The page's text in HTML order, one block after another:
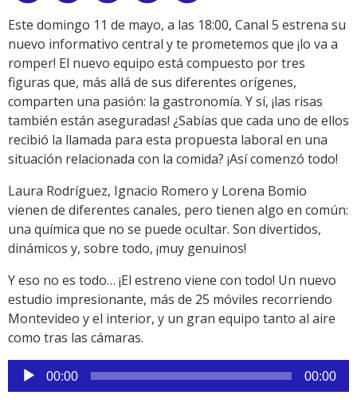
Link
Este domingo 11 de mayo, a las 18:00, Canal 5 estrena su
nuevo informativo central y te prometemos que ¡lo va a
romper! El nuevo equipo está compuesto por tres
figuras que, más allá de sus diferentes orígenes,
comparten una pasión: la gastronomía. Y sí, ¡las risas
también están aseguradas! ¿Sabías que cada uno de ellos
recibió la llamada para esta propuesta laboral en una
situación relacionada con la comida? ¡Así comenzó todo!
Laura Rodríguez, Ignacio Romero y Lorena Bomio
vienen de diferentes canales, pero tienen algo en común:
una química que no se puede ocultar. Son divertidos,
dinámicos y, sobre todo, ¡muy genuinos!
Y eso no es todo… ¡El estreno viene con todo! Un nuevo
estudio impresionante, más de 25 móviles recorriendo
Montevideo y el interior, y un gran equipo tanto al aire
como tras las cámaras.
Reproductor
de
00:00 00:00